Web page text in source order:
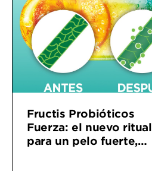
Fructis Probióticos
Fuerza: el nuevo ritual
para un pelo fuerte,